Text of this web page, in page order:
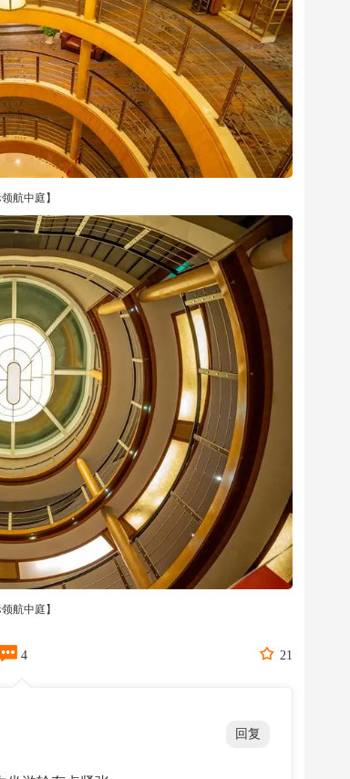
领航中庭】
领航中庭】
 4  21
回复